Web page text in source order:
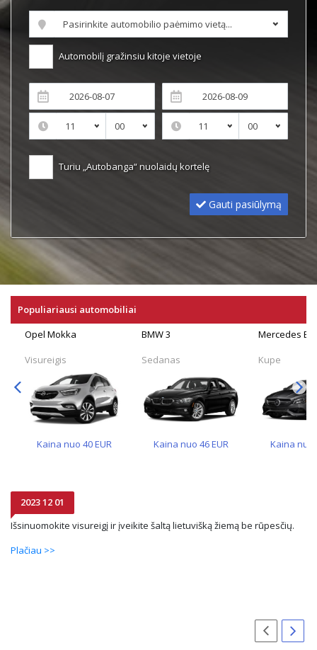
Automobilį gražinsiu kitoje vietoje
Turiu „Autobanga“ nuolaidų kortelę
Gauti pasiūlymą
Populiariausi automobiliai
Opel Mokka
Visureigis
Kaina nuo 40EUR
BMW 3
Sedanas
Kaina nuo 46EUR
Mercedes
Kupe
Kaina nuo
2023 12 01
Išsinuomokite visureigį ir įveikite šaltą lietuvišką žiemą be rūpesčių.
Plačiau >>